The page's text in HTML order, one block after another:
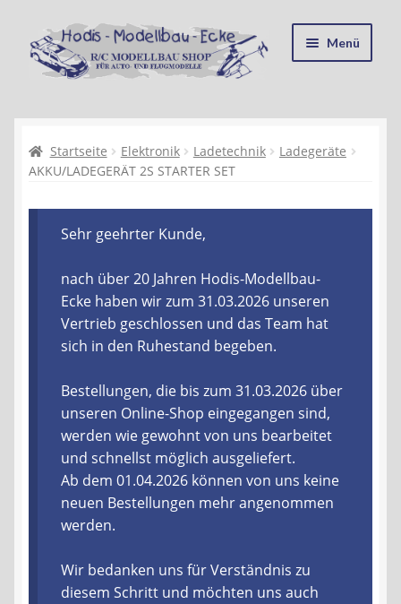
Zur
Navigation
springen
Zum
Inhalt
springen
Menü
Kasse
Recycling, Entsorgung und Umwelt
Shop
Warenkorb
Ablauf einer Bestellung
Liefer- und Versandkosten
Zahlungsarten
Lieferzeit & Verfügbarkeit
Gutschein
Startseite Elektronik Ladetechnik
Ladegeräte
AKKU/LADEGERÄT 2S STARTER SET
Sehr geehrter Kunde,
nach über 20 Jahren Hodis-Modellbau-
Ecke haben wir zum 31.03.2026 unseren
Vertrieb geschlossen und das Team hat
sich in den Ruhestand begeben.
Bestellungen, die bis zum 31.03.2026 über
unseren Online-Shop eingegangen sind,
werden wie gewohnt von uns bearbeitet
und schnellst möglich ausgeliefert.
Ab dem 01.04.2026 können von uns keine
neuen Bestellungen mehr angenommen
werden.
Wir bedanken uns für Verständnis zu
diesem Schritt und möchten uns auch